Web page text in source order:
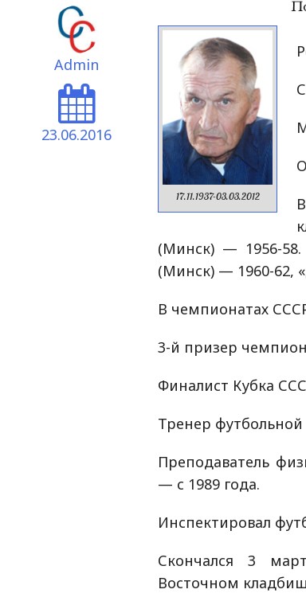
Admin
23.06.2016
17.11.1937-03.03.2012
(Минск) — 1956-
(Минск) — 1960-62,
В чемпионатах
3-й призер
Финалист Кубка
Тренер
Преподаватель
— с 1989 года.
Инспектировал
Скончался 3
Восточном